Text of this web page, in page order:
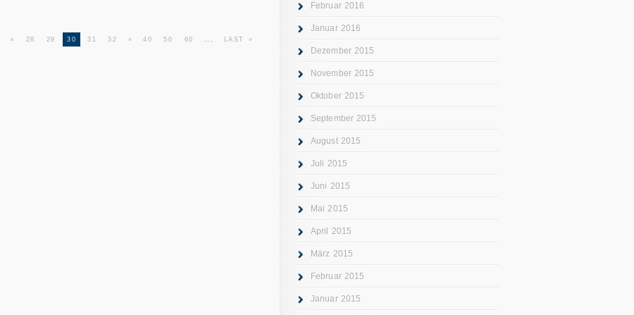
« 28 29 30 31 32 » 40 50 60 ... LAST »
Februar 2016
Januar 2016
Dezember 2015
November 2015
Oktober 2015
September 2015
August 2015
Juli 2015
Juni 2015
Mai 2015
April 2015
März 2015
Februar 2015
Januar 2015